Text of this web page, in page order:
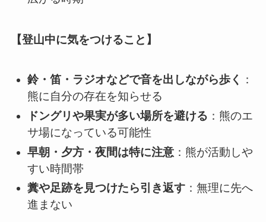
【登山中に気をつけること】
鈴・笛・ラジオなどで音を出しながら歩く
：
熊に自分の存在を知らせる
ドングリや果実が多い場所を避ける ：熊のエ
サ場になっている可能性
早朝・夕方・夜間は特に注意 ：熊が活動しや
すい時間帯
糞や足跡を見つけたら引き返す ：無理に先へ
進まない